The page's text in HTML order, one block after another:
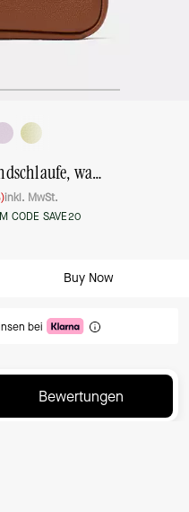
Kayla Tasche mit Handschlaufe, wandelbar
inkl. MwSt.
CODE SAVE20
Buy Now
bei
Bewertungen